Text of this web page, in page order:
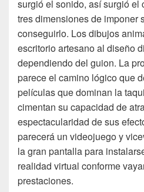
surgió el sonido, así surgió el
tres dimensiones de imponer
conseguirlo. Los dibujos
escritorio artesano al diseño
dependiendo del guion. La
parece el camino lógico que
películas que dominan la
cimentan su capacidad de
espectacularidad de sus
parecerá un videojuego y
la gran pantalla para
realidad virtual conforme
prestaciones.